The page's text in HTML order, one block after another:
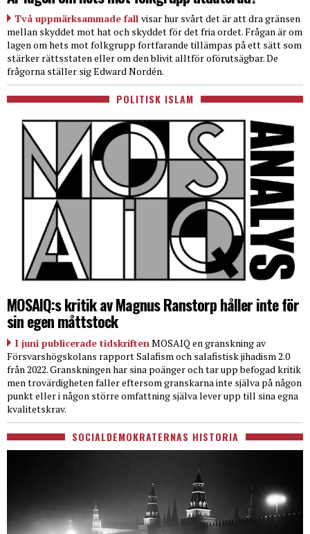
Två uppmärksammade fall visar hur svårt det är att dra gränsen
mellan skyddet mot hat och skyddet för det fria ordet. Frågan är om
lagen om hets mot folkgrupp fortfarande tillämpas på ett sätt som
stärker rättsstaten eller om den blivit alltför oförutsägbar. De
frågorna ställer sig Edward Nordén.
POLITISK ISLAM
MOSAIQ:s kritik av Magnus Ranstorp håller inte för
sin egen måttstock
I juni publicerade tidskriftenMOSAIQ en granskning av
Försvarshögskolans rapport Salafism och salafistisk jihadism 2.0
från 2022. Granskningen har sina poänger och tar upp befogad kritik
men trovärdigheten faller eftersom granskarna inte själva på någon
punkt eller i någon större omfattning själva lever upp till sina egna
kvalitetskrav.
SOCIALDEMOKRATERNAS HISTORIA